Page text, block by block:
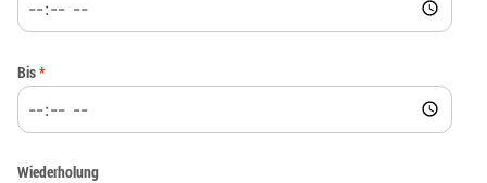
Bis*
Wiederholung